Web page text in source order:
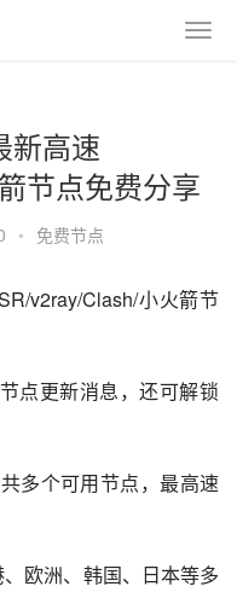
新高速
节点免费分享
• 免费节点
v2ray/Clash/小火箭节
点更新消息，还可解锁
多个可用节点，最高速
欧洲、韩国、日本等多